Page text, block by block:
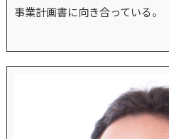
事業計画書に向き合っている。